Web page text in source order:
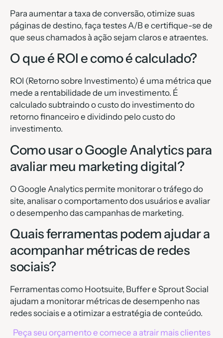
Para aumentar a taxa de conversão, otimize suas
páginas de destino, faça testes A/B e certifique-se de
que seus chamados à ação sejam claros e atraentes.
O que é ROI e como é calculado?
ROI (Retorno sobre Investimento) é uma métrica que
mede a rentabilidade de um investimento. É
calculado subtraindo o custo do investimento do
retorno financeiro e dividindo pelo custo do
investimento.
Como usar o Google Analytics para
avaliar meu marketing digital?
O Google Analytics permite monitorar o tráfego do
site, analisar o comportamento dos usuários e avaliar
o desempenho das campanhas de marketing.
Quais ferramentas podem ajudar a
acompanhar métricas de redes
sociais?
Ferramentas como Hootsuite, Buffer e Sprout Social
ajudam a monitorar métricas de desempenho nas
redes sociais e a otimizar a estratégia de conteúdo.
Peça seu orçamento e comece a atrair mais clientes